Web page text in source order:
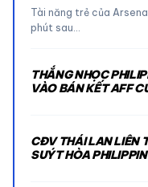
Tài năng trẻ của
phút sau…
THẮNG NHỌC
VÀO BÁN KẾT AFF
CĐV THÁI LAN LIÊN
SUÝT HÒA